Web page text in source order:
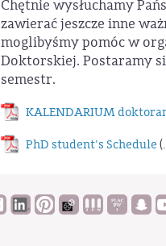
Chętnie wysłuchamy
zawierać jeszcze inne
moglibyśmy pomóc w
Doktorskiej. Postaramy
semestr.
KALENDARIUM
PhD student's Schedule